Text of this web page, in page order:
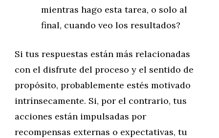
mientras hago esta tarea, o solo al
final, cuando veo los resultados?
Si tus respuestas están más relacionadas
con el disfrute del proceso y el sentido de
propósito, probablemente estés motivado
intrínsecamente. Si, por el contrario, tus
acciones están impulsadas por
recompensas externas o expectativas, tu